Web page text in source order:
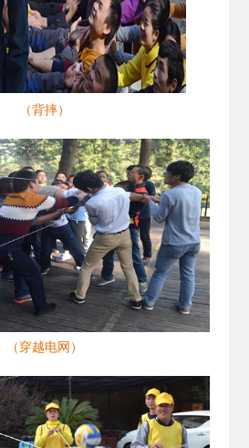
（背摔）
（穿越电网）